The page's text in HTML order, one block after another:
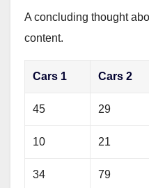
A concluding thought
content.
Cars 1 Cars 2
45 29
10 21
34 79